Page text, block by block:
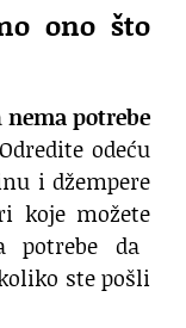
ono što
nema potrebe
odeću
i džempere
koje možete
potrebe da
ste pošli